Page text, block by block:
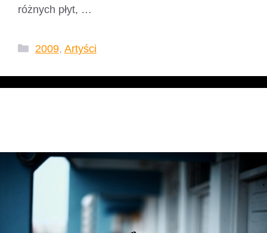
różnych płyt, …
Kategorie
2009, Artyści